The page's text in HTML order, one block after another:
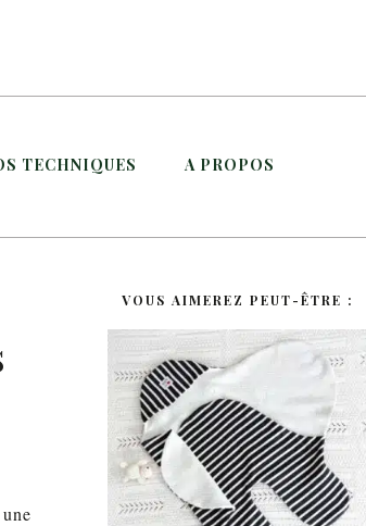
TECHNIQUES A PROPOS
VOUS AIMEREZ PEUT-ÊTRE :